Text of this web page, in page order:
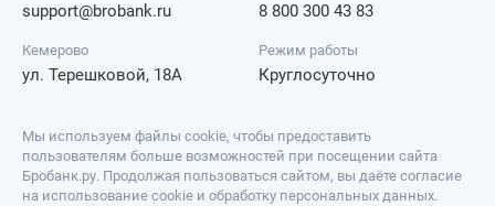
support@brobank.ru 8 800 300 43 83
Кемерово
ул. Терешковой, 18А
Режим работы
Круглосуточно
Мы используем файлы cookie, чтобы предоставить
пользователям больше возможностей при посещении сайта
Бробанк.ру. Продолжая пользоваться сайтом, вы даёте согласие
на использование cookie и обработку персональных данных.